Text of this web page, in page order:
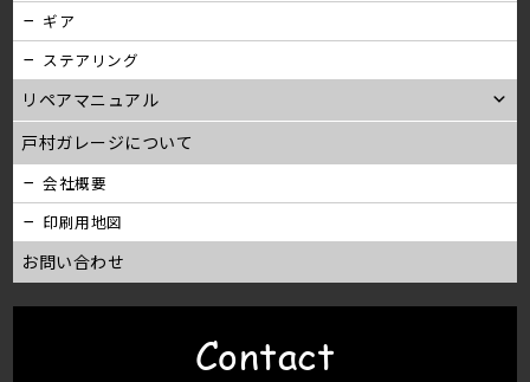
ギア
ステアリング
リペアマニュアル
戸村ガレージについて
会社概要
印刷用地図
お問い合わせ
Contact